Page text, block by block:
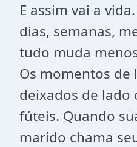
E assim vai a
dias, semanas,
tudo muda
Os momentos de
deixados de lado
fúteis. Quando
marido chama